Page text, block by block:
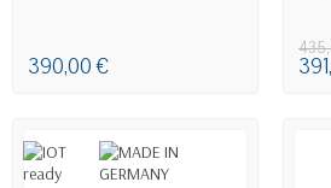
390,00 €